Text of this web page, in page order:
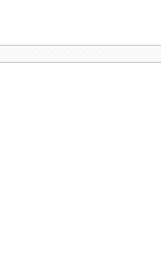
блуждающий
например,